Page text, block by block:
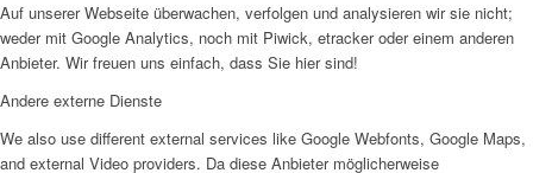
Auf unserer Webseite überwachen, verfolgen und analysieren wir sie nicht;
weder mit Google Analytics, noch mit Piwick, etracker oder einem anderen
Anbieter. Wir freuen uns einfach, dass Sie hier sind!
Andere externe Dienste
We also use different external services like Google Webfonts, Google Maps,
and external Video providers. Da diese Anbieter möglicherweise